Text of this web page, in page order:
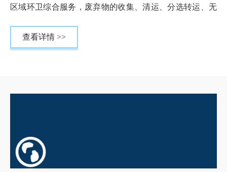
区域环卫综合服务，废弃物的收集、清运、分选转运、无
隔离带、护栏清洗等传统环卫的所有业务。废弃物处置基
本实现了城市固废种类的全覆盖，包括生活垃圾、粪便、
场整治、污染土治理、填埋场臭味控制、填埋场永续填埋
清扫保洁面积近亿平方米，服务人口超过5000万人，并负
责天安门地区、奥林匹克公园公共区两个特殊区域的环卫
综合服务。签约、在建及投入运营的环卫基础设施达53
查看详情 >>